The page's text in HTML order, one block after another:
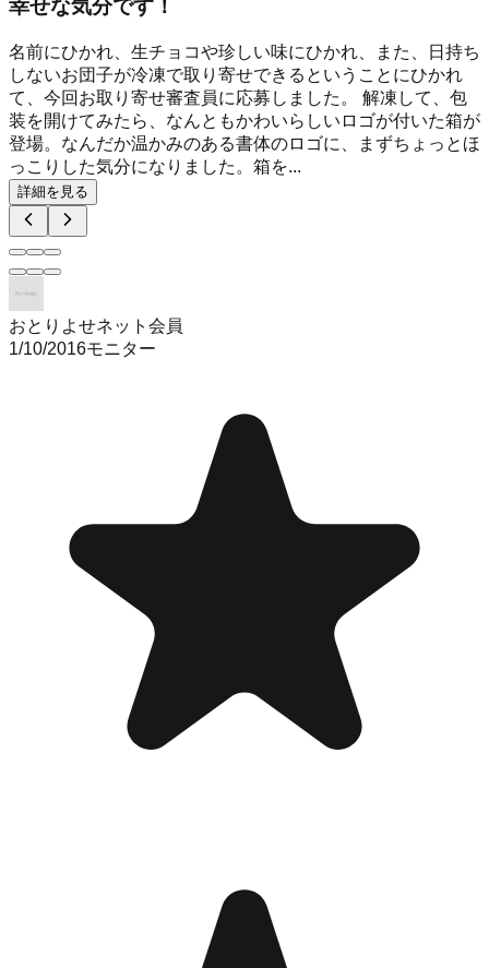
幸せな気分です！
名前にひかれ、生チョコや珍しい味にひかれ、また、日持ち
しないお団子が冷凍で取り寄せできるということにひかれ
て、今回お取り寄せ審査員に応募しました。 解凍して、包
装を開けてみたら、なんともかわいらしいロゴが付いた箱が
登場。なんだか温かみのある書体のロゴに、まずちょっとほ
っこりした気分になりました。箱を...
詳細を見る
おとりよせネット会員
1/10/2016モニター